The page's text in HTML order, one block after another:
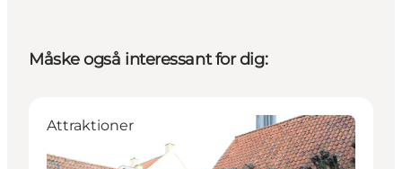
Måske også interessant for dig:
Attraktioner